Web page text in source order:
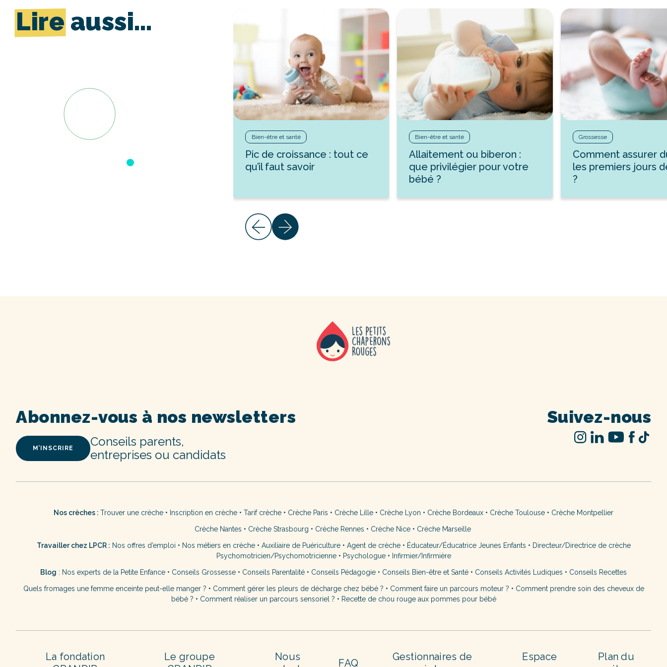
Lire aussi…
Bien-être et santé
Pic de croissance : tout ce
qu’il faut savoir
Bien-être et santé
Allaitement ou biberon :
que privilégier pour votre
bébé ?
Grossesse
Comment assurer
les premiers jours
?
Abonnez-vous à nos newsletters
M’INSCRIRE
Conseils parents,
entreprises ou candidats
Suivez-nous
Nos crèches : Trouver une crèche • Inscription en crèche • Tarif crèche • Crèche Paris • Crèche Lille • Crèche Lyon • Crèche Bordeaux • Crèche Toulouse • Crèche Montpellier
Crèche Nantes • Crèche Strasbourg • Crèche Rennes • Crèche Nice• Crèche Marseille
Travailler chez LPCR : Nos offres d’emploi • Nos métiers en crèche• Auxiliaire de Puériculture• Agent de crèche• Éducateur/Éducatrice Jeunes Enfants • Directeur/Directrice de crèche
Psychomotricien/Psychomotricienne• Psychologue• Infirmier/Infirmière
Blog : Nos experts de la Petite Enfance • Conseils Grossesse • Conseils Parentalité • Conseils Pédagogie • Conseils Bien-être et Santé • Conseils Activités Ludiques • Conseils Recettes
Quels fromages une femme enceinte peut-elle manger ? • Comment gérer les pleurs de décharge chez bébé ? • Comment faire un parcours moteur ? • Comment prendre soin des cheveux de
bébé ? • Comment réaliser un parcours sensoriel ? • Recette de chou rouge aux pommes pour bébé
La fondation
Le groupe
Nous
FAQ
Gestionnaires de
Espace
Plan du